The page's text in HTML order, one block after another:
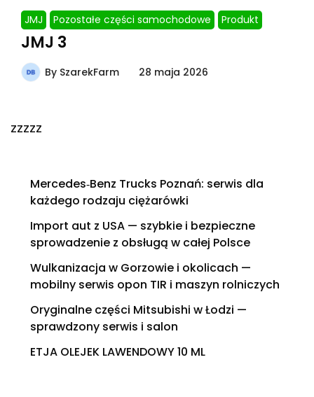
JMJ Pozostałe części samochodowe Produkt
JMJ 3
By SzarekFarm 28 maja 2026
zzzzz
Mercedes‑Benz Trucks Poznań: serwis dla
każdego rodzaju ciężarówki
Import aut z USA — szybkie i bezpieczne
sprowadzenie z obsługą w całej Polsce
Wulkanizacja w Gorzowie i okolicach —
mobilny serwis opon TIR i maszyn rolniczych
Oryginalne części Mitsubishi w Łodzi —
sprawdzony serwis i salon
ETJA OLEJEK LAWENDOWY 10 ML